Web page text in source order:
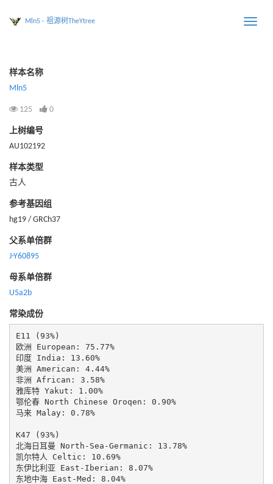
Toggle
Mln5 - 祖源树TheYtree
样本名称
Mln5
125 0
上树编号
AU102192
样本类型
古人
参考基因组
hg19 / GRCh37
父系单倍群
J-Y60895
母系单倍群
U5a2b
常染成份
E11 (93%)
欧洲 European: 75.77%
印度 India: 13.60%
美洲 American: 4.44%
非洲 African: 3.58%
雅库特 Yakut: 1.00%
鄂伦春 North Chinese Oroqen: 0.90%
马来 Malay: 0.78%
K47 (93%)
北海日耳曼 North-Sea-Germanic: 13.78%
凯尔特人 Celtic: 10.69%
东伊比利亚 East-Iberian: 8.07%
东地中海 East-Med: 8.04%